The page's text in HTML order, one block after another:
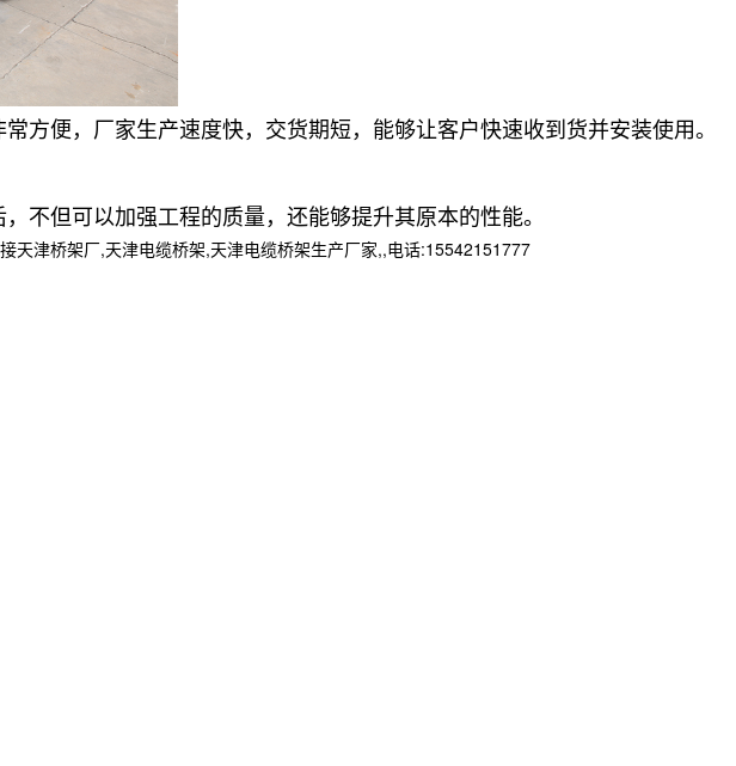
方便，厂家生产速度快，交货期短，能够让客户快速收到货并安装使用。
但可以加强工程的质量，还能够提升其原本的性能。
天津桥架厂,天津电缆桥架,天津电缆桥架生产厂家,,电话:15542151777